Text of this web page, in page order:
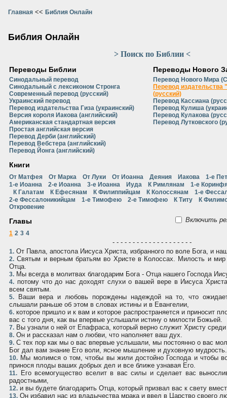
Главная << Библия Онлайн
Библия Онлайн
> Поиск по Библии <
Переводы Библии
Синодальный перевод
Синодальный с лексиконом Стронга
Современный перевод (русский)
Украинский перевод
Перевод издательства Гиза (украинский)
Версия короля Иакова (английский)
Американская стандартная версия
Простая английская версия
Перевод Дерби (английский)
Перевод Вебстера (английский)
Перевод Йонга (английский)
Переводы Нового
Перевод Нового Мира
Перевод
(русский)
Перевод Кассиана
Перевод Кулиша
Перевод Кулакова
Перевод Лутковского
Книги
От Матфея От Марка От Луки От Иоанна Деяния Иакова
1-е
1-е Иоанна
2-е Иоанна 3-е Иоанна Иуда К Римлянам
1-е
К Галатам
К Ефесянам К Филиппийцам К Колоссянам
1-е
2-е Фессалоникийцам
1-е Тимофею 2-е Тимофею К Титу
К
Откровение
Главы Включить
1 2 3 4
- - - - - - - - - - - - - - - - - - - -
1. От Павла, апостола Иисуса Христа, избранного по воле Бога, и
2. Святым и верным братьям во Христе в Колоссах. Милость и
Отца.
3. Мы всегда в молитвах благодарим Бога - Отца нашего Господа
4. потому что до нас доходят слухи о вашей вере в Иисуса
всем святым.
5. Ваши вера и любовь порождены надеждой на то, что
слышали раньше об этом в словах истины и в Евангелии,
6. которое пришло и к вам и которое распространяется и приносит
вас с того дня, как вы впервые услышали истину о милости Божьей.
7. Вы узнали о ней от Епафраса, который верно служит Христу
8. Он и рассказал нам о любви, что наполняет ваш дух.
9. С тех пор как мы о вас впервые услышали, мы постоянно о вас
Бог дал вам знание Его воли, ясное мышление и духовную мудрость.
10. Мы молимся о том, чтобы вы жили достойно Господа и чтобы
принося плоды ваших добрых дел и все ближе узнавая Его.
11. Его всемогущество вселит в вас силы и сделает вас
радостными,
12. и вы будете благодарить Отца, который призвал вас к свету
13. Он избавил нас из владычества мрака и ввел в Царство своего